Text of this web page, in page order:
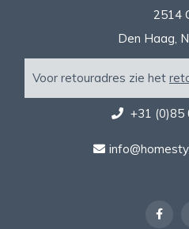
2514
Den Haag,
Voor retouradres zie het
+31 (0)85